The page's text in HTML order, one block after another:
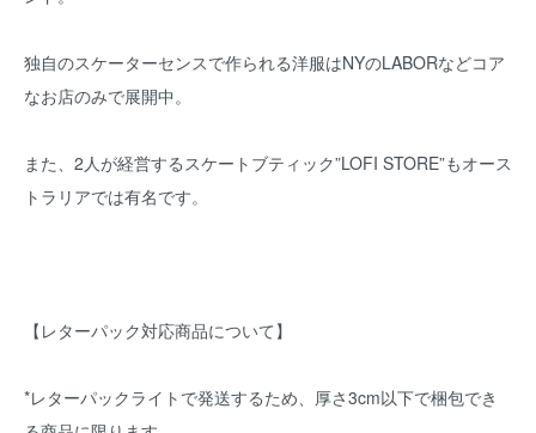
独自のスケーターセンスで作られる洋服はNYのLABORなどコア
なお店のみで展開中。
また、2人が経営するスケートブティック”LOFI STORE”もオース
トラリアでは有名です。
【レターパック対応商品について】
*レターパックライトで発送するため、厚さ3cm以下で梱包でき